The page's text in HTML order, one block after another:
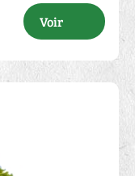
Voir